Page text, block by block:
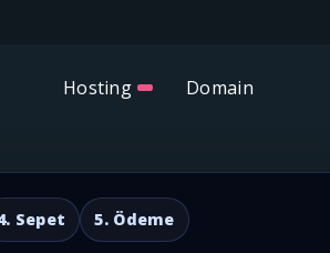
Hosting Domain
Sepet 5. Ödeme